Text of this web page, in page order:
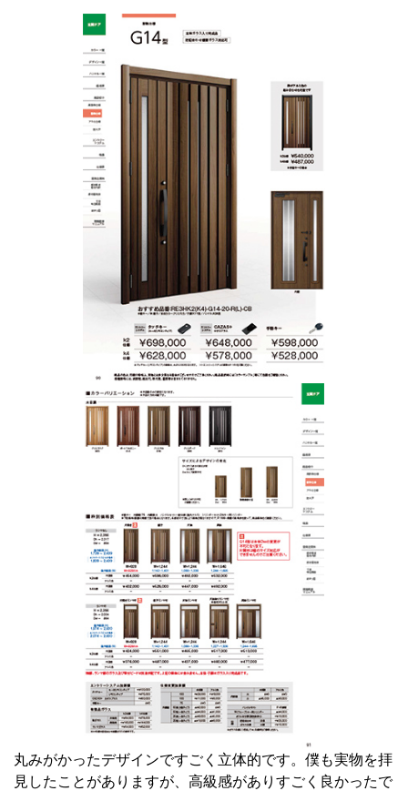
丸みがかったデザインですごく立体的です。僕も実物を拝
見したことがありますが、高級感がありすごく良かったで